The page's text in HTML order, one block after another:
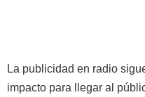
La publicidad en radio
impacto para llegar al